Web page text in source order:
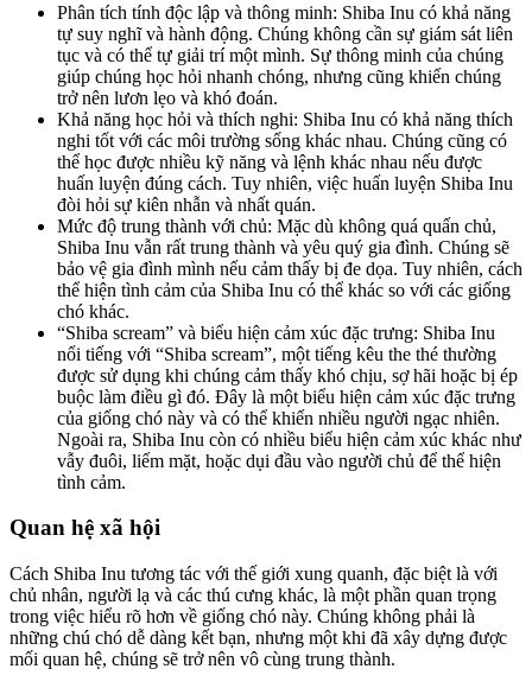
Phân tích tính độc lập và thông minh: Shiba Inu có khả năng
tự suy nghĩ và hành động. Chúng không cần sự giám sát liên
tục và có thể tự giải trí một mình. Sự thông minh của chúng
giúp chúng học hỏi nhanh chóng, nhưng cũng khiến chúng
trở nên lươn lẹo và khó đoán.
Khả năng học hỏi và thích nghi: Shiba Inu có khả năng thích
nghi tốt với các môi trường sống khác nhau. Chúng cũng có
thể học được nhiều kỹ năng và lệnh khác nhau nếu được
huấn luyện đúng cách. Tuy nhiên, việc huấn luyện Shiba Inu
đòi hỏi sự kiên nhẫn và nhất quán.
Mức độ trung thành với chủ: Mặc dù không quá quấn chủ,
Shiba Inu vẫn rất trung thành và yêu quý gia đình. Chúng sẽ
bảo vệ gia đình mình nếu cảm thấy bị đe dọa. Tuy nhiên, cách
thể hiện tình cảm của Shiba Inu có thể khác so với các giống
chó khác.
“Shiba scream” và biểu hiện cảm xúc đặc trưng: Shiba Inu
nổi tiếng với “Shiba scream”, một tiếng kêu the thé thường
được sử dụng khi chúng cảm thấy khó chịu, sợ hãi hoặc bị ép
buộc làm điều gì đó. Đây là một biểu hiện cảm xúc đặc trưng
của giống chó này và có thể khiến nhiều người ngạc nhiên.
Ngoài ra, Shiba Inu còn có nhiều biểu hiện cảm xúc khác như
vẫy đuôi, liếm mặt, hoặc dụi đầu vào người chủ để thể hiện
tình cảm.
Quan hệ xã hội
Cách Shiba Inu tương tác với thế giới xung quanh, đặc biệt là với
chủ nhân, người lạ và các thú cưng khác, là một phần quan trọng
trong việc hiểu rõ hơn về giống chó này. Chúng không phải là
những chú chó dễ dàng kết bạn, nhưng một khi đã xây dựng được
mối quan hệ, chúng sẽ trở nên vô cùng trung thành.